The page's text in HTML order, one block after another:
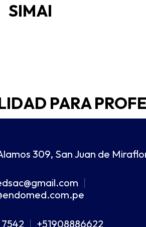
SIMAI
PARA
309, San Juan de
+51908886622